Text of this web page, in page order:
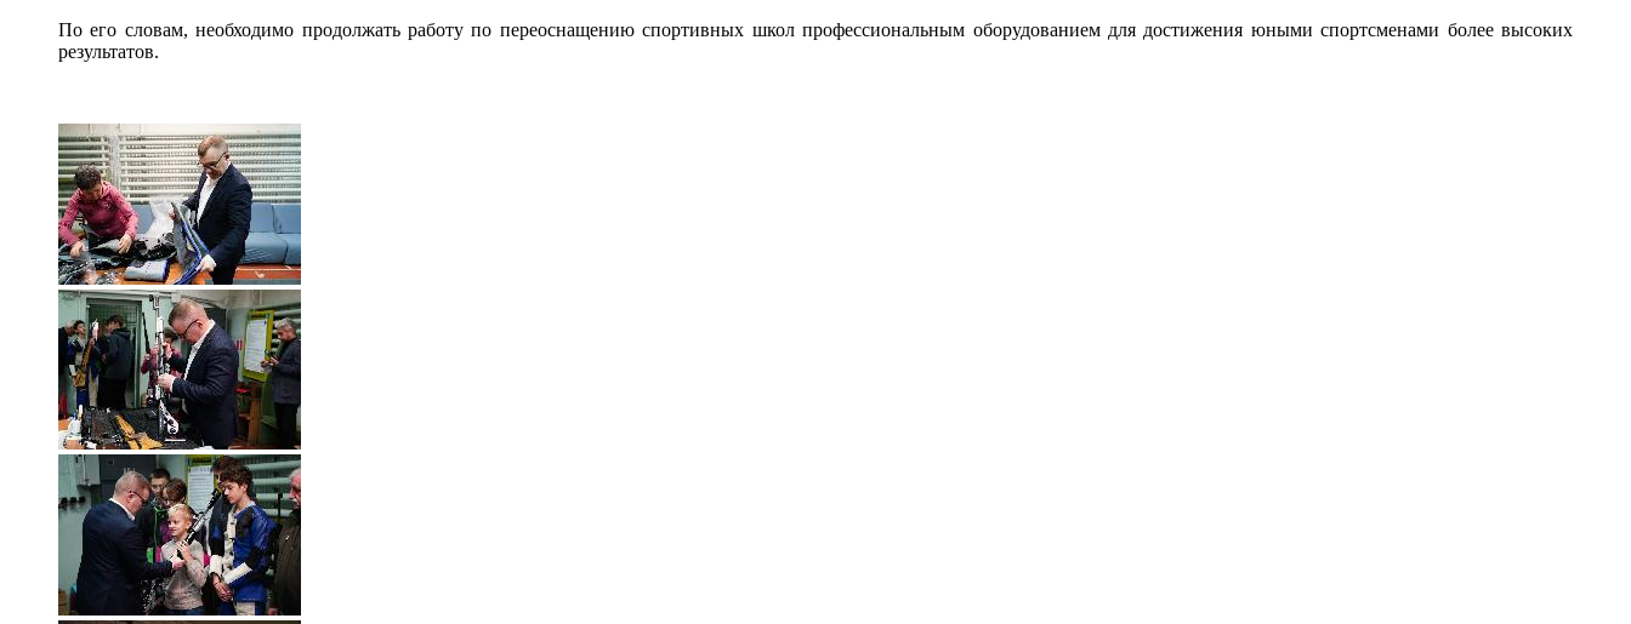
По его словам, необходимо продолжать работу по переоснащению спортивных школ профессиональным оборудованием для достижения юными спортсменами более высоких
результатов.